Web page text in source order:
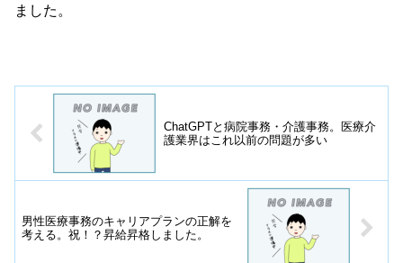
ました。
ChatGPTと病院事務・介護事務。医療介
護業界はこれ以前の問題が多い
男性医療事務のキャリアプランの正解を
考える。祝！？昇給昇格しました。